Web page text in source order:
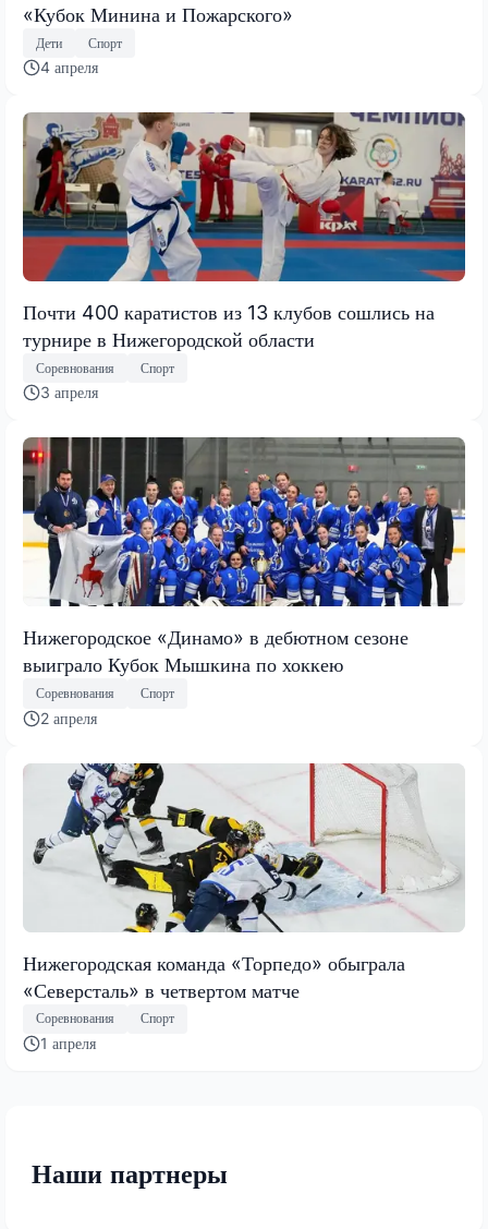
«Кубок Минина и Пожарского»
Дети Спорт
4 апреля
Почти 400 каратистов из 13 клубов сошлись на
турнире в Нижегородской области
Соревнования Спорт
3 апреля
Нижегородское «Динамо» в дебютном сезоне
выиграло Кубок Мышкина по хоккею
Соревнования Спорт
2 апреля
Нижегородская команда «Торпедо» обыграла
«Северсталь» в четвертом матче
Соревнования Спорт
1 апреля
Наши партнеры